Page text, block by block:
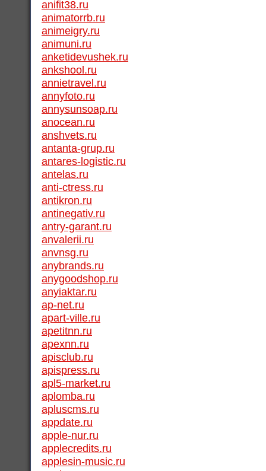
anifit38.ru
animatorrb.ru
animeigry.ru
animuni.ru
anketidevushek.ru
ankshool.ru
annietravel.ru
annyfoto.ru
annysunsoap.ru
anocean.ru
anshvets.ru
antanta-grup.ru
antares-logistic.ru
antelas.ru
anti-ctress.ru
antikron.ru
antinegativ.ru
antry-garant.ru
anvalerii.ru
anvnsg.ru
anybrands.ru
anygoodshop.ru
anyiaktar.ru
ap-net.ru
apart-ville.ru
apetitnn.ru
apexnn.ru
apisclub.ru
apispress.ru
apl5-market.ru
aplomba.ru
apluscms.ru
appdate.ru
apple-nur.ru
applecredits.ru
applesin-music.ru